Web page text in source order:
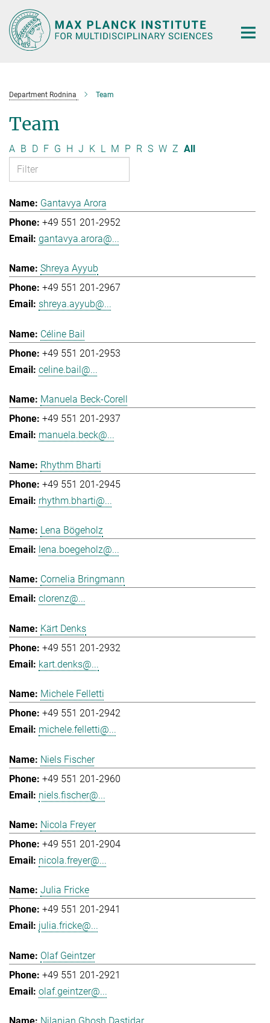
Main-
Content
Department Rodnina Team
Team
A B D F G H J K L M P R S W Z All
Gantavya Arora
+49 551 201-2952
gantavya.arora@...
Shreya Ayyub
+49 551 201-2967
shreya.ayyub@...
Céline Bail
+49 551 201-2953
celine.bail@...
Manuela Beck-Corell
+49 551 201-2937
manuela.beck@...
Rhythm Bharti
+49 551 201-2945
rhythm.bharti@...
Lena Bögeholz
lena.boegeholz@...
Cornelia Bringmann
clorenz@...
Kärt Denks
+49 551 201-2932
kart.denks@...
Michele Felletti
+49 551 201-2942
michele.felletti@...
Niels Fischer
+49 551 201-2960
niels.fischer@...
Nicola Freyer
+49 551 201-2904
nicola.freyer@...
Julia Fricke
+49 551 201-2941
julia.fricke@...
Olaf Geintzer
+49 551 201-2921
olaf.geintzer@...